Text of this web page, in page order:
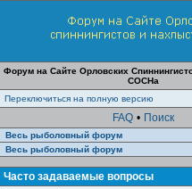
Форум на Сайте Орловских
СОСНа
Переключиться на полную версию
FAQ • Поиск
Весь рыболовный форум
Весь рыболовный форум
Часто задаваемые вопросы